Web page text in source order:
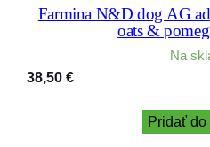
Farmina N&D dog AG
oats &
Na
38,50 €
Pridať do